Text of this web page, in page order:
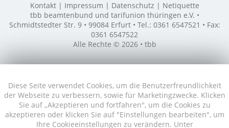
Diese Seite verwendet Cookies, um die Benutzerfreundlichkeit
der Webseite zu verbessern, sowie für Marketingzwecke. Klicken
Sie auf „Akzeptieren und fortfahren", um die Cookies zu
akzeptieren oder klicken Sie auf "Einstellungen bearbeiten", um
Ihre Cookieeinstellungen zu verändern. Unter
Kontakt Impressum Datenschutz
Netiquette
tbb beamtenbund und tarifunion thüringen e.V. •
Schmidtstedter Str. 9 • 99084 Erfurt • Tel.: 0361 6547521 • Fax:
0361 6547522
Alle Rechte © 2026 • tbb